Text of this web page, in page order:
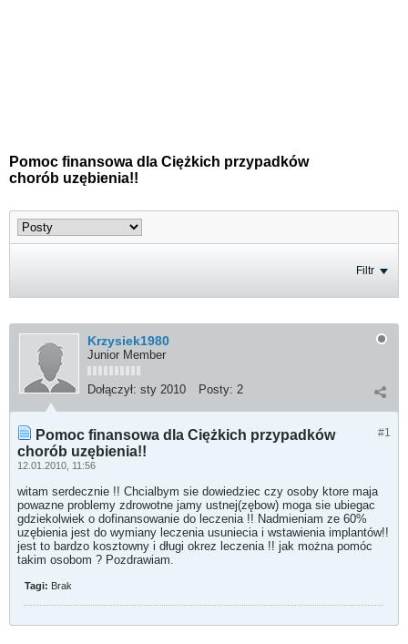
Pomoc finansowa dla Ciężkich przypadków
chorób uzębienia!!
Filtr
Krzysiek1980
Junior Member
Dołączył: sty 2010 Posty: 2
#1
Pomoc finansowa dla Ciężkich przypadków
chorób uzębienia!!
12.01.2010, 11:56
witam serdecznie !! Chcialbym sie dowiedziec czy osoby ktore maja
powazne problemy zdrowotne jamy ustnej(zębow) moga sie ubiegac
gdziekolwiek o dofinansowanie do leczenia !! Nadmieniam ze 60%
uzębienia jest do wymiany leczenia usuniecia i wstawienia implantów!!
jest to bardzo kosztowny i długi okrez leczenia !! jak można pomóc
takim osobom ? Pozdrawiam.
Tagi: Brak